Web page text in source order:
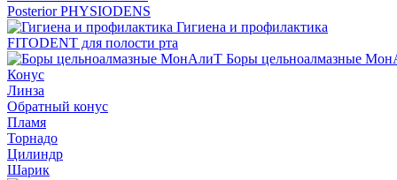
Posterior PHYSIODENS
Гигиена и профилактика
FITODENT для полости рта
Боры цельноалмазные
Конус
Линза
Обратный конус
Пламя
Торнадо
Цилиндр
Шарик